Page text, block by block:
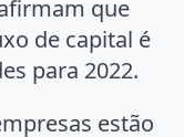
que
de capital é
para 2022.
estão